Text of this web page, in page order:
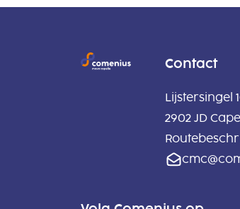
Contact
Lijstersingel
2902 JD